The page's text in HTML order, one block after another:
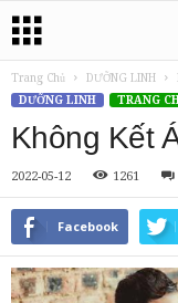
Trang Chủ DƯỠNG LINH
DƯỠNG LINH
TRANG
Không Kết
2022-05-12 1261
Facebook